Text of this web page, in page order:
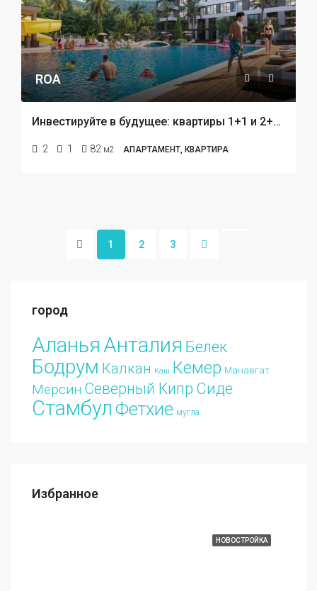
ROA
Инвестируйте в будущее: квартиры 1+1 и 2+1 в строящемся проекте в центре Кепеза, Анталья!
2 1 82 м2 АПАРТАМЕНТ, КВАРТИРА
1 2 3
город
Аланья Анталия Белек
Бодрум Калкан Каш Кемер Манавгат
Мерсин Северный Кипр Сиде
Стамбул Фетхие мугла
Избранное
НОВОСТРОЙКА
€213.000